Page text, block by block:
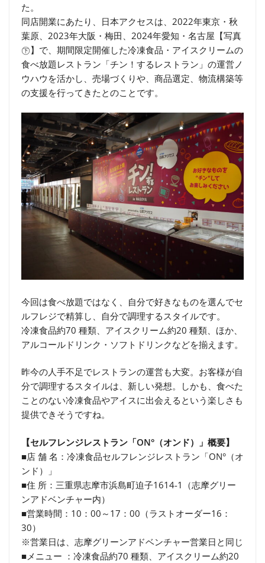
た。
同店開業にあたり、日本アクセスは、2022年東京・秋
葉原、2023年大阪・梅田、2024年愛知・名古屋【写真
㊦】で、期間限定開催した冷凍食品・アイスクリームの
食べ放題レストラン「チン！するレストラン」の運営ノ
ウハウを活かし、売場づくりや、商品選定、物流構築等
の支援を行ってきたとのことです。
今回は食べ放題ではなく、自分で好きなものを選んでセ
ルフレジで精算し、自分で調理するスタイルです。
冷凍食品約70 種類、アイスクリーム約20 種類、ほか、
アルコールドリンク・ソフトドリンクなどを揃えます。
昨今の人手不足でレストランの運営も大変。お客様が自
分で調理するスタイルは、新しい発想。しかも、食べた
ことのない冷凍食品やアイスに出会えるという楽しさも
提供できそうですね。
【セルフレンジレストラン「ON°（オンド）」概要】
■店 舗 名：冷凍食品セルフレンジレストラン「ON°（オ
ンド）」
■住 所：三重県志摩市浜島町迫子1614-1（志摩グリー
ンアドベンチャー内）
■営業時間：10：00～17：00（ラストオーダー16：
30）
※営業日は、志摩グリーンアドベンチャー営業日と同じ
■メニュー ：冷凍食品約70 種類、アイスクリーム約20